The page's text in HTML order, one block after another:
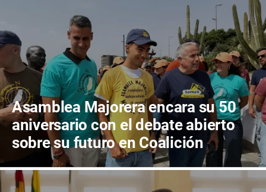
Asamblea Majorera encara su 50
aniversario con el debate abierto
sobre su futuro en Coalición
Canaria